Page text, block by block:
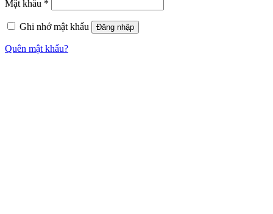
Mật khẩu *
Ghi nhớ mật khẩu Đăng nhập
Quên mật khẩu?